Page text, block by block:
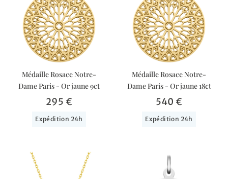
Médaille Rosace Notre-
Dame Paris - Or jaune 9ct
295 €
Expédition 24h
Médaille Rosace Notre-
Dame Paris - Or jaune 18ct
540 €
Expédition 24h